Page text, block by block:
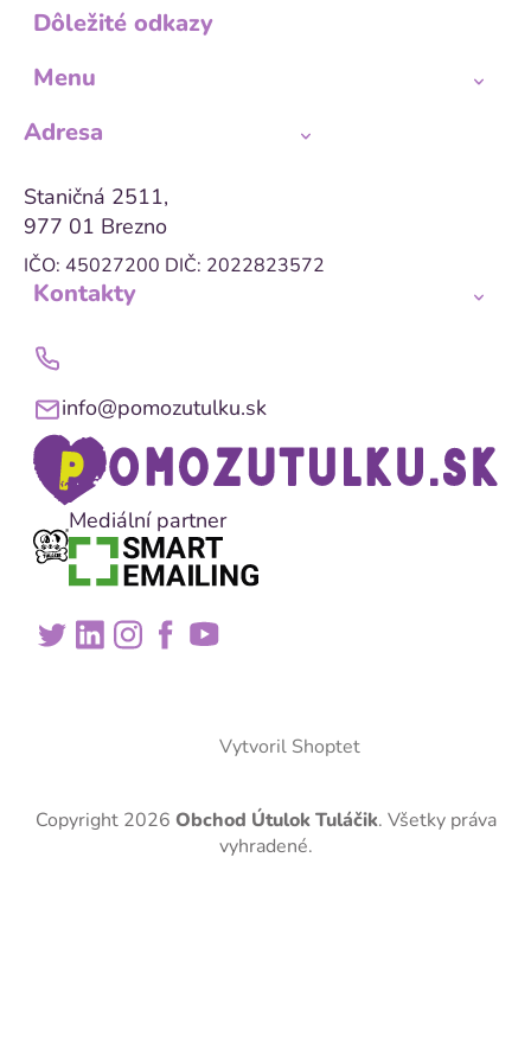
Dôležité odkazy
Menu
Adresa
Staničná 2511,
977 01 Brezno
IČO: 45027200 DIČ: 2022823572
Kontakty
info@pomozutulku.sk
Mediální partner
Vytvoril Shoptet
Copyright 2026 Obchod Útulok Tuláčik. Všetky práva
vyhradené.